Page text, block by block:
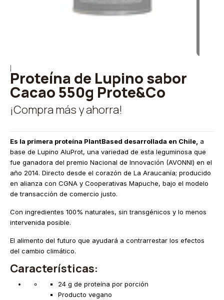
Proteína de Lupino sabor
Cacao 550g Prote&Co
¡Compra más y ahorra!
Es la primera proteína PlantBased desarrollada en Chile, a
base de Lupino AluProt, una variedad de esta leguminosa que
fue ganadora del premio Nacional de Innovación (AVONNI) en el
año 2014. Directo desde el corazón de La Araucanía; producido
en alianza con CGNA y Cooperativas Mapuche, bajo el modelo
de transacción de comercio justo.
Con ingredientes 100% naturales, sin transgénicos y lo menos
intervenida posible.
El alimento del futuro que ayudará a contrarrestar los efectos
del cambio climático.
Características:
24 g de proteína por porción
Producto vegano